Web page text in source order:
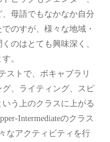
母語でもなかなか自分
のすが、様々な地域・
のはとても興味深く、
。
ストで、ボキャブラリ
、ライティング、スピ
う上のクラスに上がる
Intermediateのクラス
なアクティビティを行